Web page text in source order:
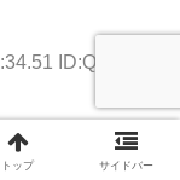
ID:QDtJu
利
トップ サイドバー